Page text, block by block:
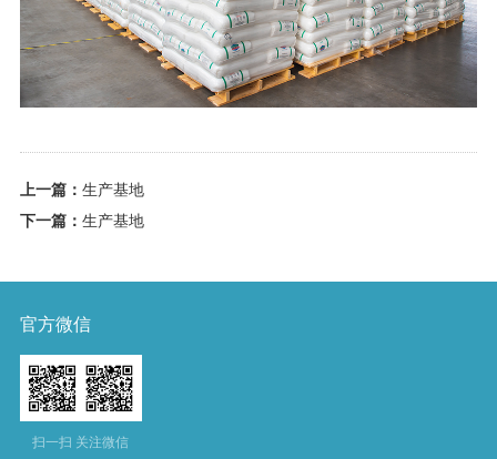
上一篇： 生产基地
下一篇： 生产基地
官方微信
扫一扫 关注微信